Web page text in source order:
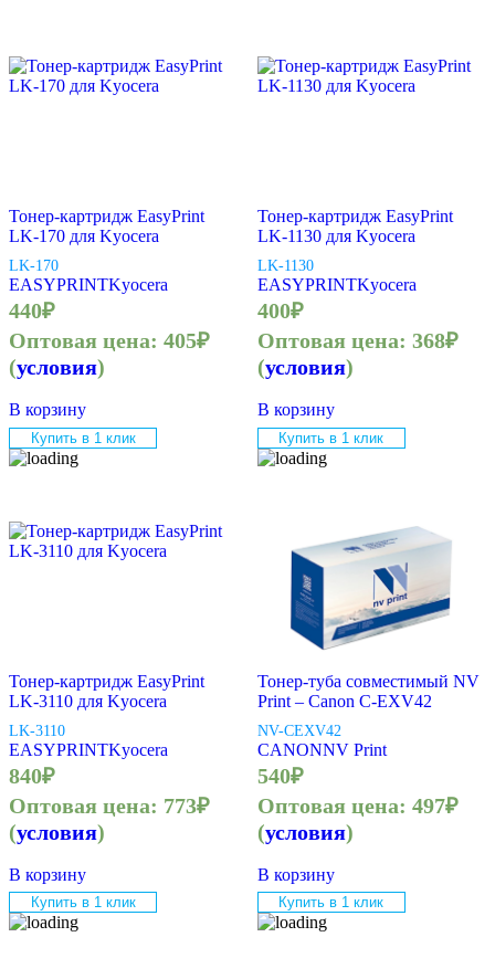
Тонер-картридж EasyPrint
LK-170 для Kyocera
LK-170
EASYPRINTKyocera
440₽
Оптовая цена: 405₽
(условия)
В корзину
Купить в 1 клик
Тонер-картридж EasyPrint
LK-1130 для Kyocera
LK-1130
EASYPRINTKyocera
400₽
Оптовая цена: 368₽
(условия)
В корзину
Купить в 1 клик
Тонер-картридж EasyPrint
LK-3110 для Kyocera
LK-3110
EASYPRINTKyocera
840₽
Оптовая цена: 773₽
(условия)
В корзину
Купить в 1 клик
Тонер-туба совместимый NV
Print – Canon C-EXV42
NV-CEXV42
CANONNV Print
540₽
Оптовая цена: 497₽
(условия)
В корзину
Купить в 1 клик